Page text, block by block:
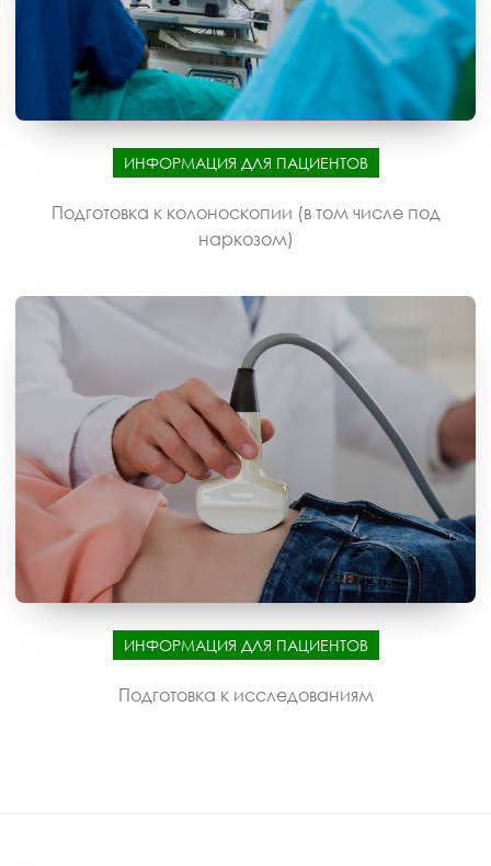
ИНФОРМАЦИЯ ДЛЯ ПАЦИЕНТОВ
Подготовка к колоноскопии (в том числе под
наркозом)
ИНФОРМАЦИЯ ДЛЯ ПАЦИЕНТОВ
Подготовка к исследованиям